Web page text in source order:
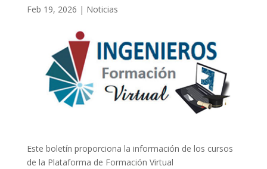
Feb 19, 2026 | Noticias
Este boletín proporciona la información de los cursos
de la Plataforma de Formación Virtual